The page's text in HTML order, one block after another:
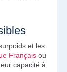
et les
Français ou
capacité à